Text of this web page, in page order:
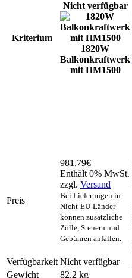
Kriterium
Nicht verfügbar
1820W
Balkonkraftwerk
mit HM1500
Preis
981,79€
Enthält 0% MwSt.
zzgl. Versand
Bei Lieferungen in
Nicht-EU-Länder
können zusätzliche
Zölle, Steuern und
Gebühren anfallen.
Verfügbarkeit Nicht verfügbar
Gewicht
82.2 kg